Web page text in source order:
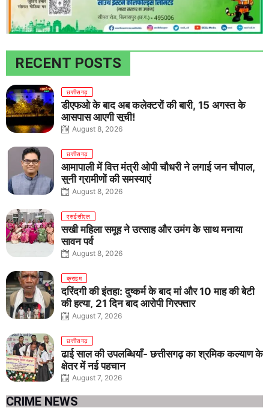
RECENT POSTS
छत्तीसगढ़
डीएफओ के बाद अब कलेक्टरों की बारी, 15 अगस्त के
आसपास आएगी सूची!
August 8, 2026
छत्तीसगढ़
आमापाली में वित्त मंत्री ओपी चौधरी ने लगाई जन चौपाल,
सुनी ग्रामीणों की समस्याएं
August 8, 2026
एसईसीएल
सखी महिला समूह ने उत्साह और उमंग के साथ मनाया
सावन पर्व
August 8, 2026
क्राइम
दरिंदगी की इंतहा: दुष्कर्म के बाद मां और 10 माह की बेटी
की हत्या, 21 दिन बाद आरोपी गिरफ्तार
August 7, 2026
छत्तीसगढ़
ढाई साल की उपलब्धियाँ- छत्तीसगढ़ का श्रमिक कल्याण के
क्षेत्र में नई पहचान
August 7, 2026
CRIME NEWS